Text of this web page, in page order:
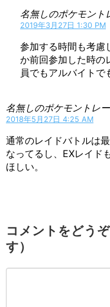
名無しのポケモント
2019年3月27日 1:30 PM
参加する時間も考慮
か前回参加した時の
員でもアルバイトで
名無しのポケモントレ
2018年5月27日 4:25 AM
通常のレイドバトルは
なってるし、EXレイド
ほしい。
コメントをどう
す）